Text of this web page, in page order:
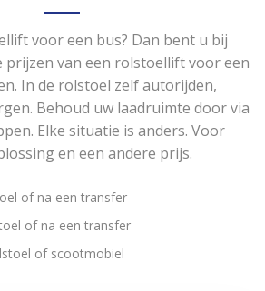
voor een bus? Dan bent u bij
prijzen van een rolstoellift voor een
In de rolstoel zelf autorijden,
Behoud uw laadruimte door via
Elke situatie is anders. Voor
en een andere prijs.
of na een transfer
of na een transfer
of scootmobiel